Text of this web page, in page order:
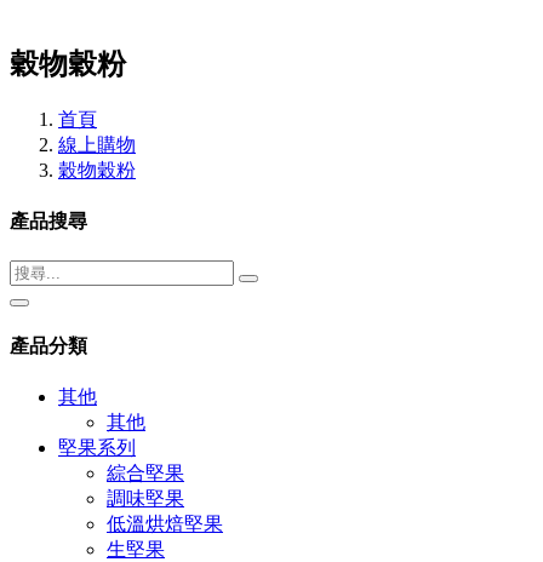
穀物穀粉
首頁
線上購物
穀物穀粉
產品搜尋
產品分類
其他
其他
堅果系列
綜合堅果
調味堅果
低溫烘焙堅果
生堅果